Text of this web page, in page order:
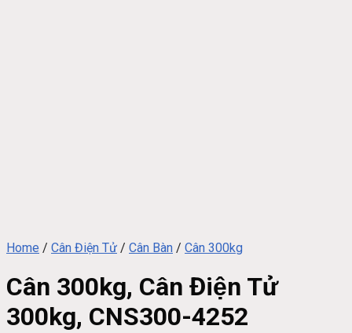
Home / Cân Điện Tử / Cân Bàn / Cân 300kg
Cân 300kg, Cân Điện Tử
300kg, CNS300-4252